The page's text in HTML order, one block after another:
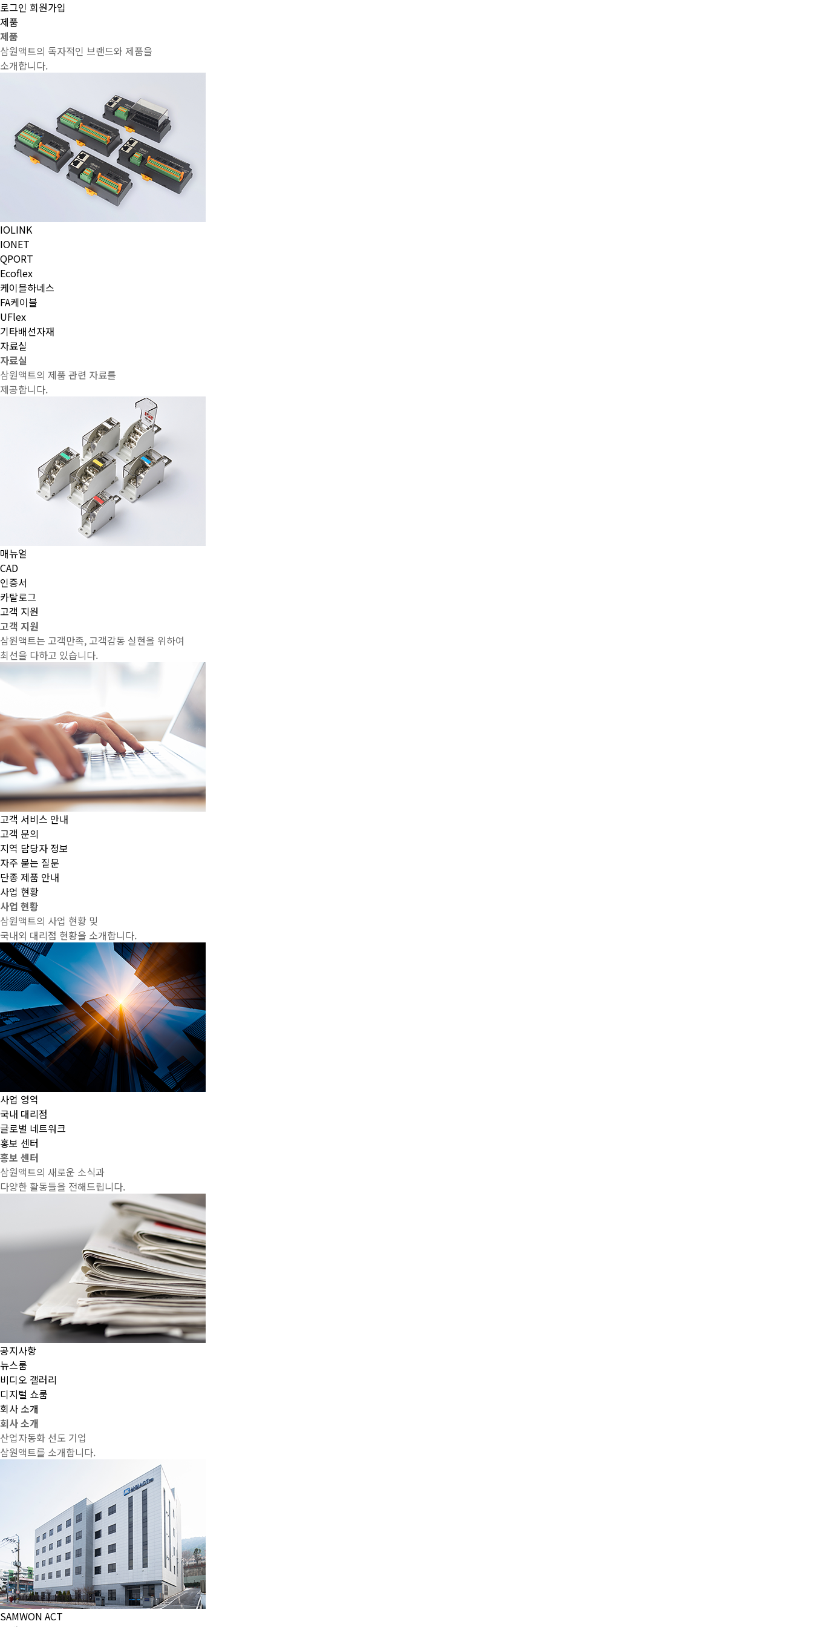
로그인 회원가입
제품
제품
삼원액트의 독자적인 브랜드와 제품을
소개합니다.
IOLINK
IONET
QPORT
Ecoflex
케이블하네스
FA케이블
UFlex
기타배선자재
자료실
자료실
삼원액트의 제품 관련 자료를
제공합니다.
매뉴얼
CAD
인증서
카탈로그
고객 지원
고객 지원
삼원액트는 고객만족, 고객감동 실현을 위하여
최선을 다하고 있습니다.
고객 서비스 안내
고객 문의
지역 담당자 정보
자주 묻는 질문
단종 제품 안내
사업 현황
사업 현황
삼원액트의 사업 현황 및
국내외 대리점 현황을 소개합니다.
사업 영역
국내 대리점
글로벌 네트워크
홍보 센터
홍보 센터
삼원액트의 새로운 소식과
다양한 활동들을 전해드립니다.
공지사항
뉴스룸
비디오 갤러리
디지털 쇼룸
회사 소개
회사 소개
산업자동화 선도 기업
삼원액트를 소개합니다.
SAMWON ACT